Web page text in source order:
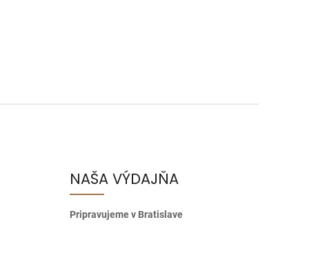
NAŠA VÝDAJŇA
Pripravujeme v Bratislave